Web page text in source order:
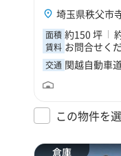
埼玉県秩父市
面積 約150 坪
賃料 お問合せく
交通 関越自動車
この物件を
倉庫